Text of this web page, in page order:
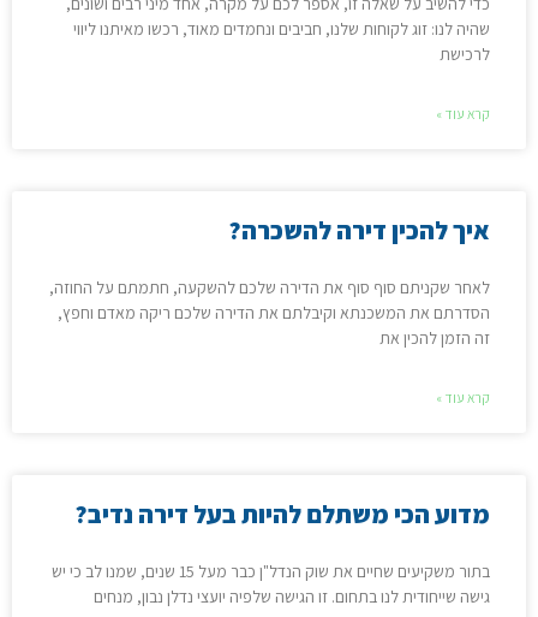
שהיה לנו: זוג לקוחות שלנו, חביבים ונחמדים מאוד, רכשו מאיתנו ליווי
לרכישת
קרא עוד »
איך להכין דירה להשכרה?
לאחר שקניתם סוף סוף את הדירה שלכם להשקעה, חתמתם על החוזה,
הסדרתם את המשכנתא וקיבלתם את הדירה שלכם ריקה מאדם וחפץ,
זה הזמן להכין את
קרא עוד »
מדוע הכי משתלם להיות בעל דירה נדיב?
בתור משקיעים שחיים את שוק הנדל"ן כבר מעל 15 שנים, שמנו לב כי יש
גישה שייחודית לנו בתחום. זו הגישה שלפיה יועצי נדלן נבון, מנחים